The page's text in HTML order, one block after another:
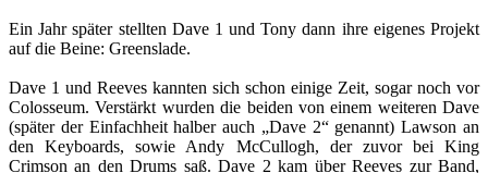
Ein Jahr später stellten Dave 1 und Tony dann ihre eigenes Projekt
auf die Beine: Greenslade.
Dave 1 und Reeves kannten sich schon einige Zeit, sogar noch vor
Colosseum. Verstärkt wurden die beiden von einem weiteren Dave
(später der Einfachheit halber auch „Dave 2“ genannt) Lawson an
den Keyboards, sowie Andy McCullogh, der zuvor bei King
Crimson an den Drums saß. Dave 2 kam über Reeves zur Band,